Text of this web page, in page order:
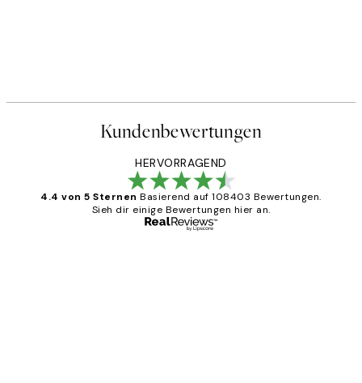
Kundenbewertungen
HERVORRAGEND
4.4 von 5 Sternen Basierend auf 108403 Bewertungen.
Sieh dir einige Bewertungen hier an.